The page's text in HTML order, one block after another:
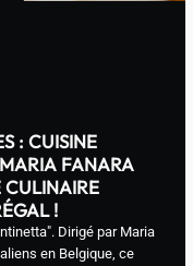
: CUISINE
FANARA
CULINAIRE
!
Dirigé par Maria
en Belgique, ce